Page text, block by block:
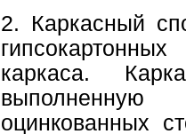
2. Каркасный
каркаса.
оцинкованных